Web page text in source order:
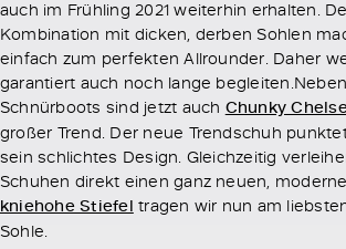
auch im Frühling 2021 weiterhin erhalten.
Kombination mit dicken, derben Sohlen
einfach zum perfekten Allrounder. Daher
garantiert auch noch lange
Schnürboots sind jetzt auch Chunky
großer Trend. Der neue Trendschuh
sein schlichtes Design. Gleichzeitig
Schuhen direkt einen ganz neuen,
kniehohe Stiefel tragen wir nun am
Sohle.